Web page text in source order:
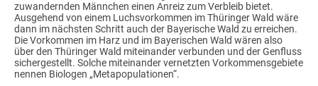
zuwandernden Männchen einen Anreiz zum Verbleib bietet.
Ausgehend von einem Luchsvorkommen im Thüringer Wald wäre
dann im nächsten Schritt auch der Bayerische Wald zu erreichen.
Die Vorkommen im Harz und im Bayerischen Wald wären also
über den Thüringer Wald miteinander verbunden und der Genfluss
sichergestellt. Solche miteinander vernetzten Vorkommensgebiete
nennen Biologen „Metapopulationen“.